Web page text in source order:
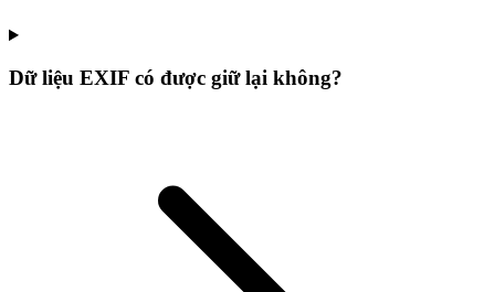
Dữ liệu EXIF có được giữ lại không?